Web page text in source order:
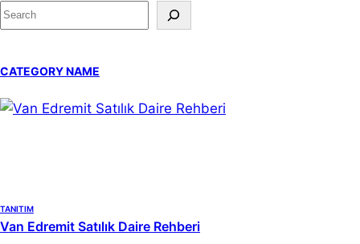
S
e
r
c
CATEGORY NAME
TANITIM
Van Edremit Satılık Daire Rehberi